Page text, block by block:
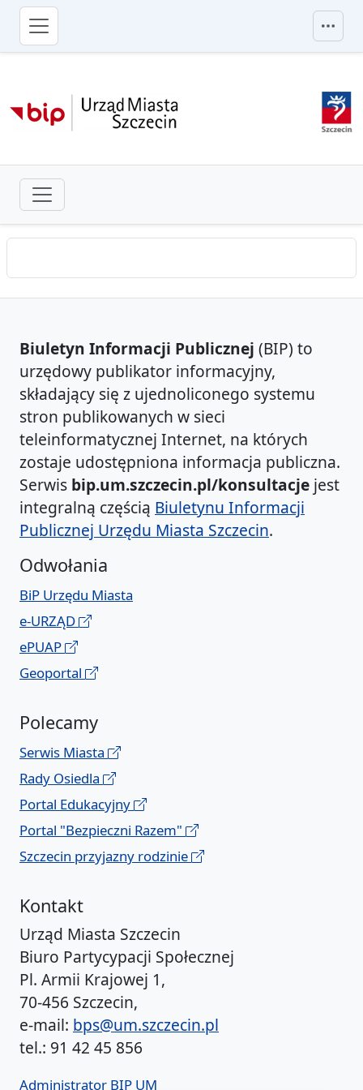
przejdź do głównego menu
Biuletyn Informacji Publicznej (BIP) to
urzędowy publikator informacyjny,
składający się z ujednoliconego systemu
stron publikowanych w sieci
teleinformatycznej Internet, na których
zostaje udostępniona informacja publiczna.
Serwis bip.um.szczecin.pl/konsultacje jest
integralną częścią Biuletynu Informacji
Publicznej Urzędu Miasta Szczecin.
Odwołania
BiP Urzędu Miasta
e-URZĄD
ePUAP
Geoportal
Polecamy
Serwis Miasta
Rady Osiedla
Portal Edukacyjny
Portal "Bezpieczni Razem"
Szczecin przyjazny rodzinie
Kontakt
Urząd Miasta Szczecin
Biuro Partycypacji Społecznej
Pl. Armii Krajowej 1,
70-456 Szczecin,
e-mail: bps@um.szczecin.pl
tel.: 91 42 45 856
Administrator BIP UM